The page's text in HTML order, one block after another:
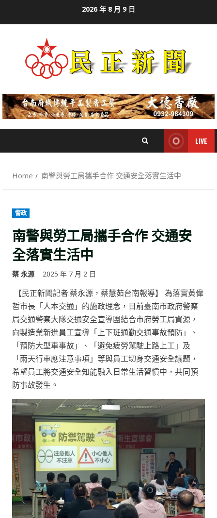
2026 年 8 月 9 日
LIVE
Home 南警與勞工局攜手合作 交通安全落實生活中
警政
南警與勞工局攜手合作 交通安
全落實生活中
蔡 永源 2025 年 7 月 2 日
【民正新聞記者:蔡永源，蔡慧茹台南報導】 為落實黃偉
哲市長「人本交通」的施政理念，日前臺南市政府警察
局交通警察大隊交通安全宣導團結合市府勞工局資源，
向製造業新進員工宣導「上下班通勤交通事故預防」、
「預防大型車事故」、「避免疲勞駕駛上路上工」及
「雨天行車應注意事項」等與員工切身交通安全議題，
希望員工將交通安全知能融入日常生活習慣中，共同預
防事故發生。